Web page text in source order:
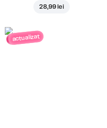
28,99 lei
actualizat